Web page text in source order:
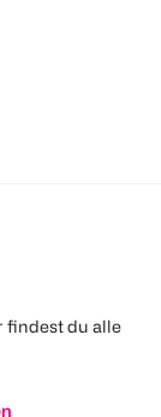
findest du alle